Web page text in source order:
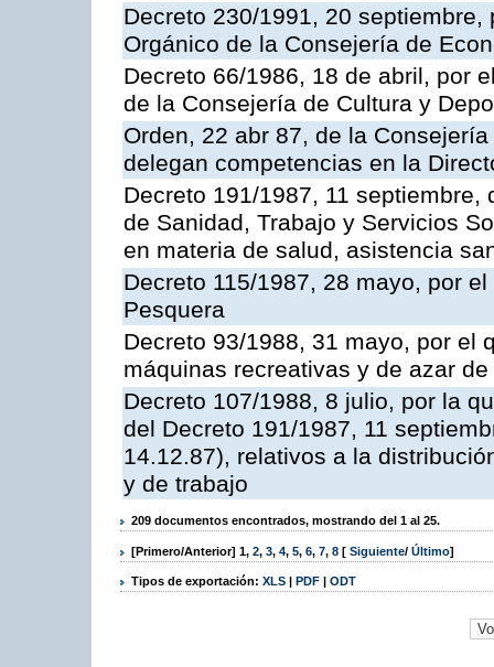
Decreto 230/1991, 20
Orgánico de la Consejería de
Decreto 66/1986, 18 de abril, por
de la Consejería de Cultura y
Orden, 22 abr 87, de la
delegan competencias en la
Decreto 191/1987, 11
de Sanidad, Trabajo y Servicios
en materia de salud, asistencia
Decreto 115/1987, 28 mayo, por
Pesquera
Decreto 93/1988, 31 mayo, por el
máquinas recreativas y de azar
Decreto 107/1988, 8 julio, por la
del Decreto 191/1987, 11
14.12.87), relativos a la
y de trabajo
209 documentos encontrados, mostrando del 1 al 25.
[Primero/Anterior] 1, 2, 3, 4, 5, 6, 7, 8 [ Siguiente/ Último]
Tipos de exportación: XLS | PDF | ODT